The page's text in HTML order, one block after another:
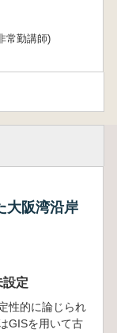
常勤講師)
大阪湾沿岸
設定
性的に論じられ
GISを用いて古